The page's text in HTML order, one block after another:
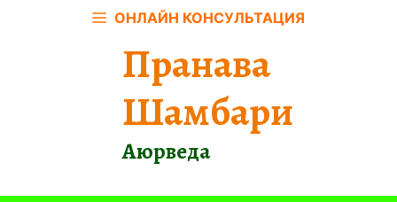
ОНЛАЙН КОНСУЛЬТАЦИЯ
Пранава
Шамбари
Аюрведа